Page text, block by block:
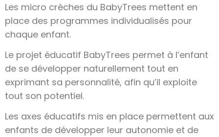
Les micro crèches du BabyTrees mettent en
place des programmes individualisés pour
chaque enfant.
Le projet éducatif BabyTrees permet à l’enfant
de se développer naturellement tout en
exprimant sa personnalité, afin qu’il exploite
tout son potentiel.
Les axes éducatifs mis en place permettent aux
enfants de développer leur autonomie et de